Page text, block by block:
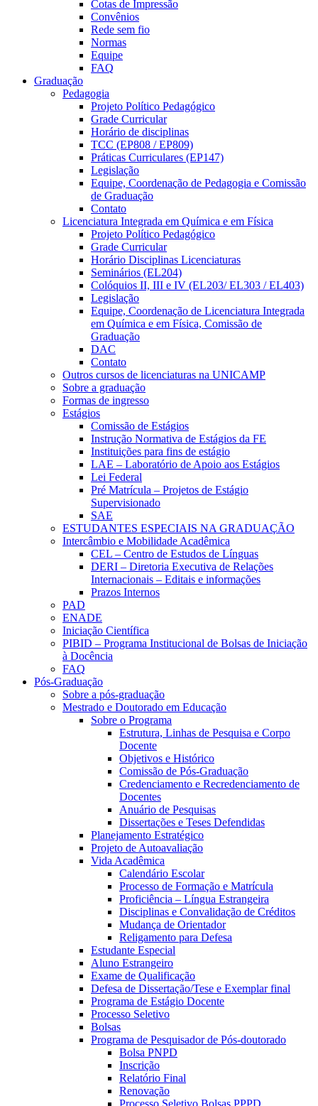
Cotas de Impressão
Convênios
Rede sem fio
Normas
Equipe
FAQ
Graduação
Pedagogia
Projeto Político Pedagógico
Grade Curricular
Horário de disciplinas
TCC (EP808 / EP809)
Práticas Curriculares (EP147)
Legislação
Equipe, Coordenação de Pedagogia e Comissão
de Graduação
Contato
Licenciatura Integrada em Química e em Física
Projeto Político Pedagógico
Grade Curricular
Horário Disciplinas Licenciaturas
Seminários (EL204)
Colóquios II, III e IV (EL203/ EL303 / EL403)
Legislação
Equipe, Coordenação de Licenciatura Integrada
em Química e em Física, Comissão de
Graduação
DAC
Contato
Outros cursos de licenciaturas na UNICAMP
Sobre a graduação
Formas de ingresso
Estágios
Comissão de Estágios
Instrução Normativa de Estágios da FE
Instituições para fins de estágio
LAE – Laboratório de Apoio aos Estágios
Lei Federal
Pré Matrícula – Projetos de Estágio
Supervisionado
SAE
ESTUDANTES ESPECIAIS NA GRADUAÇÃO
Intercâmbio e Mobilidade Acadêmica
CEL – Centro de Estudos de Línguas
DERI – Diretoria Executiva de Relações
Internacionais – Editais e informações
Prazos Internos
PAD
ENADE
Iniciação Científica
PIBID – Programa Institucional de Bolsas de Iniciação
à Docência
FAQ
Pós-Graduação
Sobre a pós-graduação
Mestrado e Doutorado em Educação
Sobre o Programa
Estrutura, Linhas de Pesquisa e Corpo
Docente
Objetivos e Histórico
Comissão de Pós-Graduação
Credenciamento e Recredenciamento de
Docentes
Anuário de Pesquisas
Dissertações e Teses Defendidas
Planejamento Estratégico
Projeto de Autoavaliação
Vida Acadêmica
Calendário Escolar
Processo de Formação e Matrícula
Proficiência – Língua Estrangeira
Disciplinas e Convalidação de Créditos
Mudança de Orientador
Religamento para Defesa
Estudante Especial
Aluno Estrangeiro
Exame de Qualificação
Defesa de Dissertação/Tese e Exemplar final
Programa de Estágio Docente
Processo Seletivo
Bolsas
Programa de Pesquisador de Pós-doutorado
Bolsa PNPD
Inscrição
Relatório Final
Renovação
Processo Seletivo Bolsas PPPD